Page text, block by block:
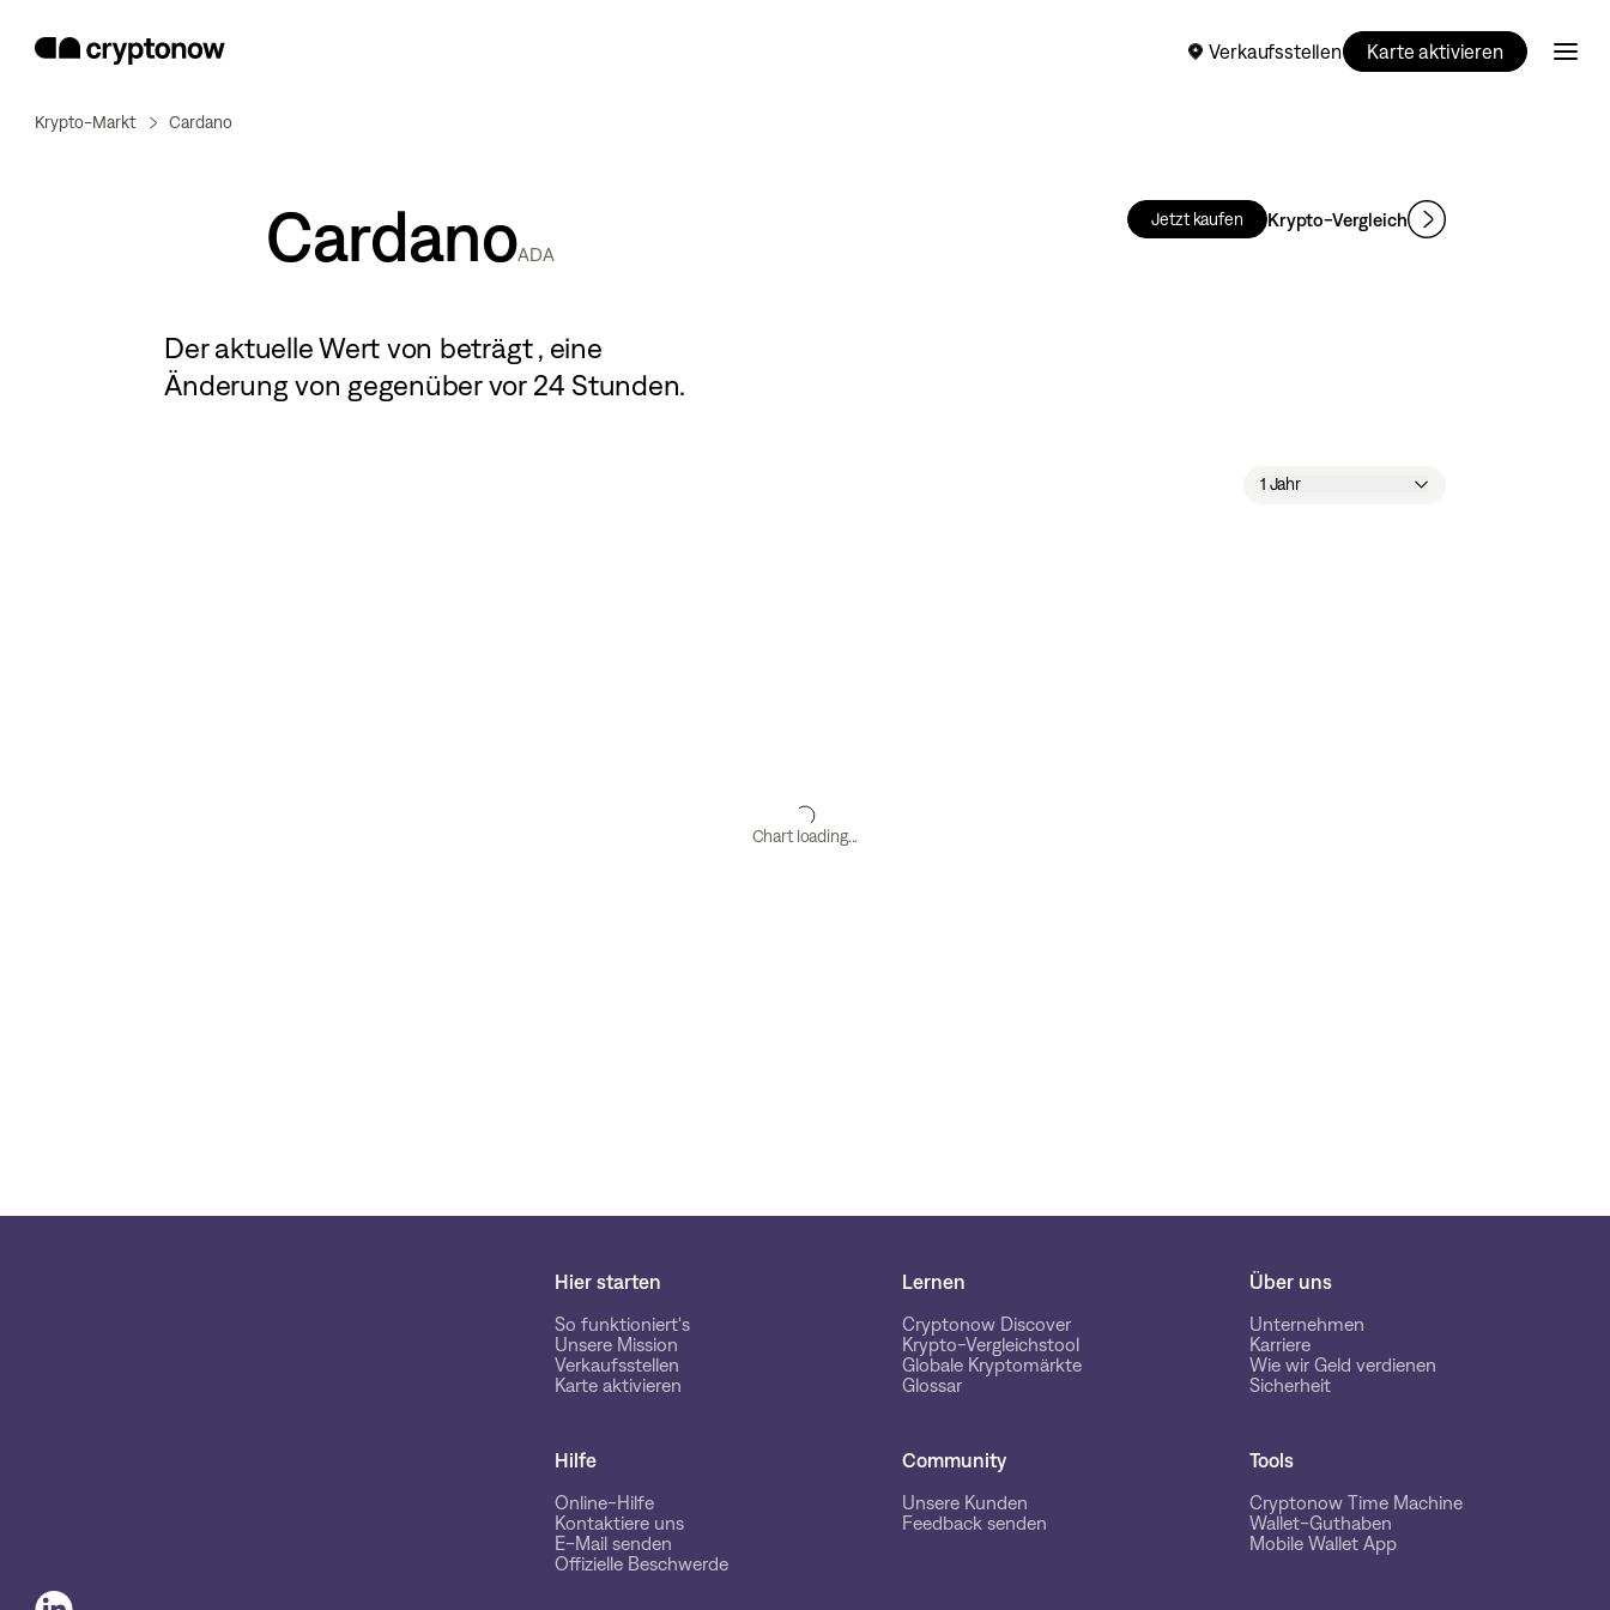
Verkaufsstellen Karte aktivieren
Krypto-Markt Cardano
CardanoADA
Der aktuelle Wert von beträgt, eine
Änderung von gegenüber vor 24 Stunden.
Jetzt kaufen Krypto-Vergleich
1 Jahr
Chart loading...
Hier starten
So funktioniert's
Unsere Mission
Verkaufsstellen
Karte aktivieren
Lernen
Cryptonow Discover
Krypto-Vergleichstool
Globale Kryptomärkte
Glossar
Über uns
Unternehmen
Karriere
Wie wir Geld verdienen
Sicherheit
Hilfe
Online-Hilfe
Kontaktiere uns
E-Mail senden
Offizielle Beschwerde
Community
Unsere Kunden
Feedback senden
Tools
Cryptonow Time Machine
Wallet-Guthaben
Mobile Wallet App